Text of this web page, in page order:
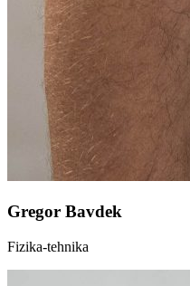
Gregor Bavdek
Fizika-tehnika